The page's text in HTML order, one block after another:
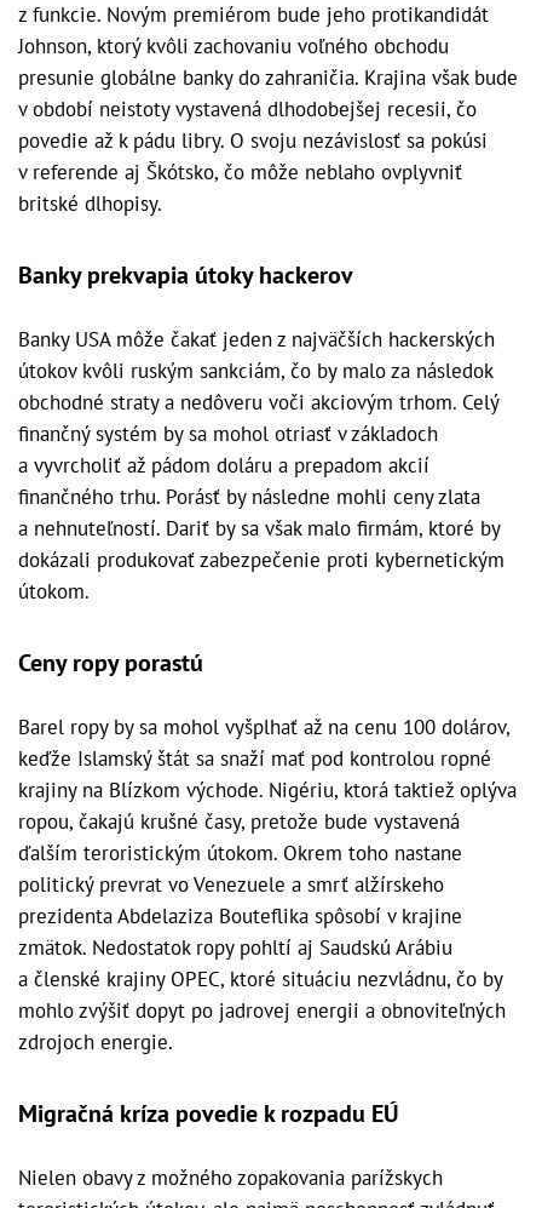
z funkcie. Novým premiérom bude jeho protikandidát
Johnson, ktorý kvôli zachovaniu voľného obchodu
presunie globálne banky do zahraničia. Krajina však bude
v období neistoty vystavená dlhodobejšej recesii, čo
povedie až k pádu libry. O svoju nezávislosť sa pokúsi
v referende aj Škótsko, čo môže neblaho ovplyvniť
britské dlhopisy.
Banky prekvapia útoky hackerov
Banky USA môže čakať jeden z najväčších hackerských
útokov kvôli ruským sankciám, čo by malo za následok
obchodné straty a nedôveru voči akciovým trhom. Celý
finančný systém by sa mohol otriasť v základoch
a vyvrcholiť až pádom doláru a prepadom akcií
finančného trhu. Porásť by následne mohli ceny zlata
a nehnuteľností. Dariť by sa však malo firmám, ktoré by
dokázali produkovať zabezpečenie proti kybernetickým
útokom.
Ceny ropy porastú
Barel ropy by sa mohol vyšplhať až na cenu 100 dolárov,
keďže Islamský štát sa snaží mať pod kontrolou ropné
krajiny na Blízkom východe. Nigériu, ktorá taktiež oplýva
ropou, čakajú krušné časy, pretože bude vystavená
ďalším teroristickým útokom. Okrem toho nastane
politický prevrat vo Venezuele a smrť alžírskeho
prezidenta Abdelaziza Bouteflika spôsobí v krajine
zmätok. Nedostatok ropy pohltí aj Saudskú Arábiu
a členské krajiny OPEC, ktoré situáciu nezvládnu, čo by
mohlo zvýšiť dopyt po jadrovej energii a obnoviteľných
zdrojoch energie.
Migračná kríza povedie k rozpadu EÚ
Nielen obavy z možného zopakovania parížskych